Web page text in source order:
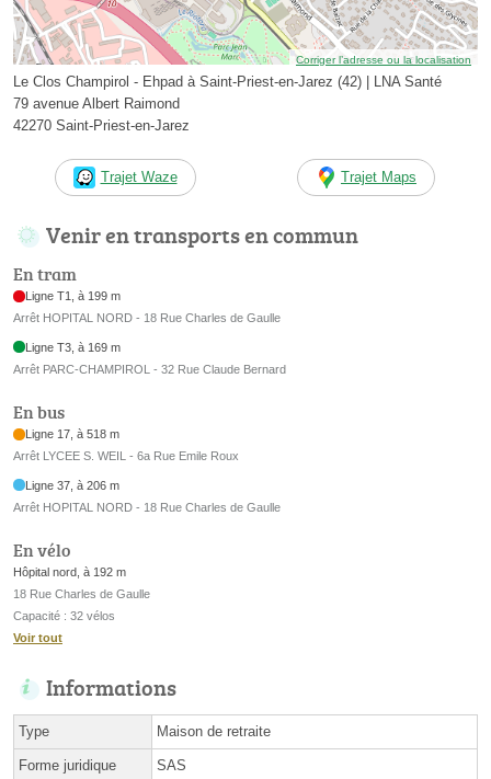
Corriger l’adresse ou la localisation
Le Clos Champirol - Ehpad à Saint-Priest-en-Jarez (42) | LNA Santé
79 avenue Albert Raimond
42270 Saint-Priest-en-Jarez
Trajet Waze Trajet Maps
Venir en transports en commun
En tram
Ligne T1, à 199 m
Arrêt HOPITAL NORD - 18 Rue Charles de Gaulle
Ligne T3, à 169 m
Arrêt PARC-CHAMPIROL - 32 Rue Claude Bernard
En bus
Ligne 17, à 518 m
Arrêt LYCEE S. WEIL - 6a Rue Emile Roux
Ligne 37, à 206 m
Arrêt HOPITAL NORD - 18 Rue Charles de Gaulle
En vélo
Hôpital nord, à 192 m
18 Rue Charles de Gaulle
Capacité : 32 vélos
Voir tout
Informations
Type Maison de retraite
Forme juridique SAS